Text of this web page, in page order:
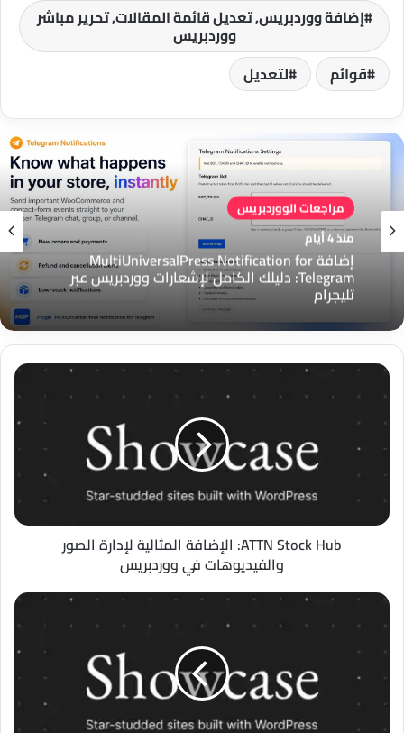
إضافة ووردبريس, تعديل قائمة المقالات, تحرير مباشر
ووردبريس
قوائم
لتعديل
مراجعات الووردبريس
منذ 4 أيام
إضافة MultiUniversalPress Notification for
Telegram: دليلك الكامل لإشعارات ووردبريس عبر
تليجرام
ATTN
Stock
الإضافة
المثالية
والفيديوهات
في
ووردبريس
ATTN Stock Hub: الإضافة المثالية لإدارة الصور
والفيديوهات في ووردبريس
DroidDirectory
Catalog
الأداة
المثالية